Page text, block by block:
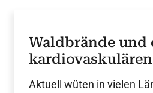
Waldbrände und
Aktuell wüten in vielen